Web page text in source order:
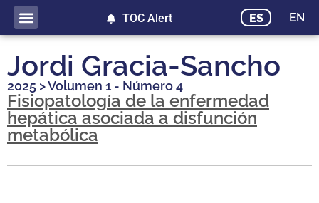
ES EN
TOC Alert
Jordi Gracia-Sancho
2025 >Volumen 1 - Número 4
Fisiopatología de la enfermedad
hepática asociada a disfunción
metabólica